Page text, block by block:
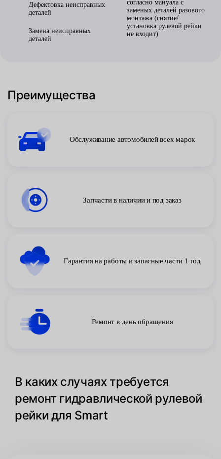
Дефектовка неисправных
деталей
Замена неисправных
деталей
согласно мануала с
заменых деталей разового
монтажа (снятие/
установка рулевой рейки
не входит)
Преимущества
Обслуживание автомобилей всех марок
Запчасти в наличии и под заказ
Гарантия на работы и запасные части 1 год
Ремонт в день обращения
В каких случаях требуется
ремонт гидравлической рулевой
рейки для Smart